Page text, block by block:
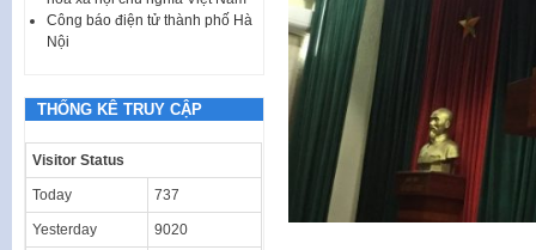
Công báo điện tử thành phố Hà
Nội
THỐNG KÊ TRUY CẬP
Visitor Status
Today 737
Yesterday 9020